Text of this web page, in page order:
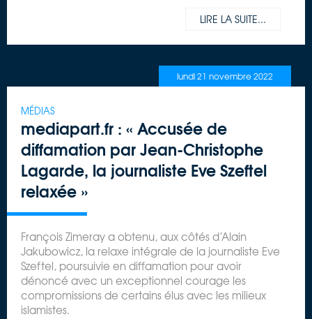
LIRE LA SUITE...
lundi 21 novembre 2022
MÉDIAS
mediapart.fr : « Accusée de
diffamation par Jean-Christophe
Lagarde, la journaliste Eve Szeftel
relaxée »
François Zimeray a obtenu, aux côtés d’Alain
Jakubowicz, la relaxe intégrale de la journaliste Eve
Szeftel, poursuivie en diffamation pour avoir
dénoncé avec un exceptionnel courage les
compromissions de certains élus avec les milieux
islamistes.